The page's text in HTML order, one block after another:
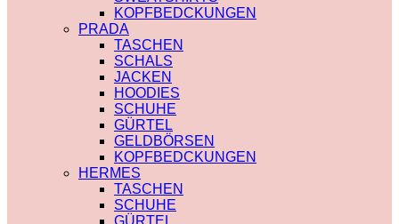
LOUIS VUITTON
STRUMPFHOSEN
GUCCI
KOSMETIKTASCHEN
GUCCI
LOUIS VUITTON
SAINT LAURENT
MONCLER
HOODIES UND
SWEATSHIRTS
AMI PARIS
BURBERRY
FENDI
GUCCI
LOUIS VUITTON
MIU MIU
PRADA
SAINT LAURENT
KOPFBEDCKUNGEN
PRADA
TASCHEN
SCHALS
JACKEN
HOODIES
SCHUHE
GÜRTEL
GELDBÖRSEN
KOPFBEDCKUNGEN
HERMES
TASCHEN
SCHUHE
GÜRTEL